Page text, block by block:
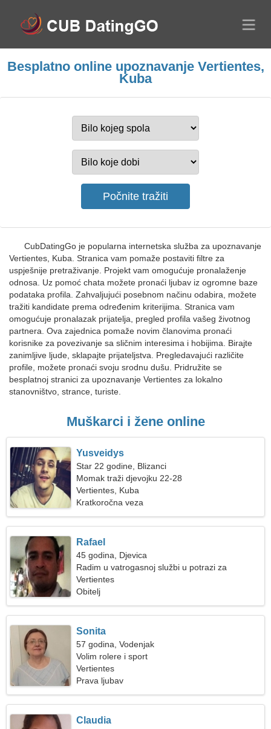
Besplatno online upoznavanje Vertientes,
Kuba
CubDatingGo je popularna internetska služba za upoznavanje
Vertientes, Kuba. Stranica vam pomaže postaviti filtre za
uspješnije pretraživanje. Projekt vam omogućuje pronalaženje
odnosa. Uz pomoć chata možete pronaći ljubav iz ogromne baze
podataka profila. Zahvaljujući posebnom načinu odabira, možete
tražiti kandidate prema određenim kriterijima. Stranica vam
omogućuje pronalazak prijatelja, pregled profila vašeg životnog
partnera. Ova zajednica pomaže novim članovima pronaći
korisnike za povezivanje sa sličnim interesima i hobijima. Birajte
zanimljive ljude, sklapajte prijateljstva. Pregledavajući različite
profile, možete pronaći svoju srodnu dušu. Pridružite se
besplatnoj stranici za upoznavanje Vertientes za lokalno
stanovništvo, strance, turiste.
Muškarci i žene online
Yusveidys
Star 22 godine, Blizanci
Momak traži djevojku 22-28
Vertientes, Kuba
Kratkoročna veza
Rafael
45 godina, Djevica
Radim u vatrogasnoj službi u potrazi za
prekrasnom ženom
Vertientes
Obitelj
Sonita
57 godina, Vodenjak
Volim rolere i sport
Vertientes
Prava ljubav
Claudia